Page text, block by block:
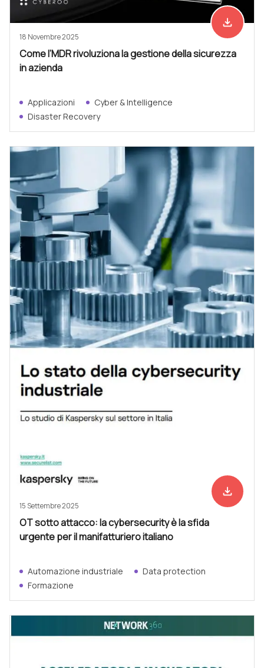
Scarica
file_download
18 Novembre 2025
Come l’MDR rivoluziona la gestione della sicurezza
in azienda
Applicazioni
Cyber & Intelligence
Disaster Recovery
Scarica
file_download
15 Settembre 2025
OT sotto attacco: la cybersecurity è la sfida
urgente per il manifatturiero italiano
Automazione industriale
Data protection
Formazione